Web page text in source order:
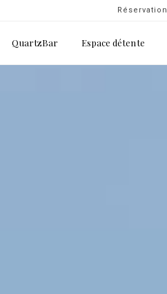
Réservation
QuartzBar Espace détente